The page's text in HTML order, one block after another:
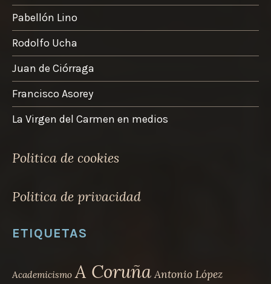
producto
Pabellón Lino
Rodolfo Ucha
Juan de Ciórraga
Francisco Asorey
La Virgen del Carmen en medios
Politica de cookies
Politica de privacidad
ETIQUETAS
Academicismo A Coruña Antonio López